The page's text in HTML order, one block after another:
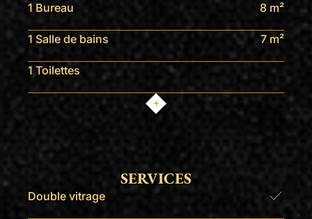
1 Bureau 8 m²
1 Salle de bains 7 m²
1 Toilettes
SERVICES
Double vitrage